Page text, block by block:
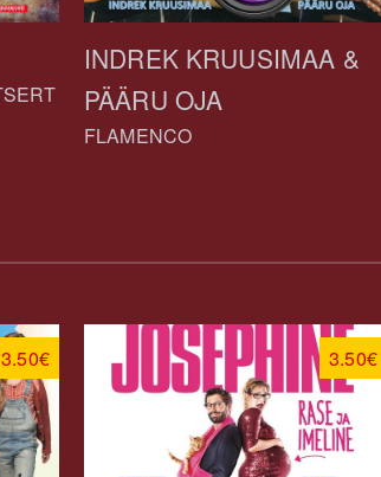
INDREK KRUUSIMAA &
PÄÄRU OJA
FLAMENCO
3.50€ 3.50€